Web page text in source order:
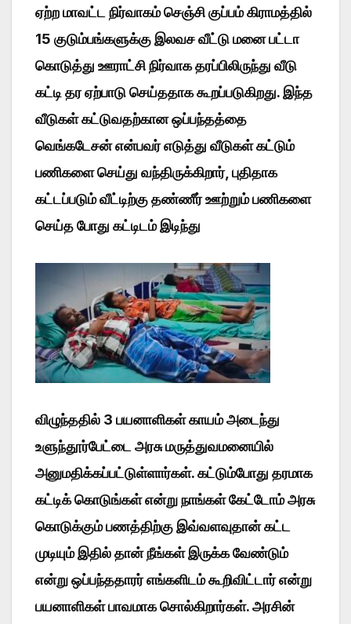
ஏற்ற மாவட்ட நிர்வாகம் செஞ்சி குப்பம் கிராமத்தில்
15 குடும்பங்களுக்கு இலவச வீட்டு மனை பட்டா
கொடுத்து ஊராட்சி நிர்வாக தரப்பிலிருந்து வீடு
கட்டி தர ஏற்பாடு செய்ததாக கூறப்படுகிறது. இந்த
வீடுகள் கட்டுவதற்கான ஒப்பந்தத்தை
வெங்கடேசன் என்பவர் எடுத்து வீடுகள் கட்டும்
பணிகளை செய்து வந்திருக்கிறார், புதிதாக
கட்டப்படும் வீட்டிற்கு தண்ணீர் ஊற்றும் பணிகளை
செய்த போது கட்டிடம் இடிந்து
விழுந்ததில் 3 பயனாளிகள் காயம் அடைந்து
உளுந்தூர்பேட்டை அரசு மருத்துவமனையில்
அனுமதிக்கப்பட்டுள்ளார்கள். கட்டும்போது தரமாக
கட்டிக் கொடுங்கள் என்று நாங்கள் கேட்டோம் அரசு
கொடுக்கும் பணத்திற்கு இவ்வளவுதான் கட்ட
முடியும் இதில் தான் நீங்கள் இருக்க வேண்டும்
என்று ஒப்பந்ததாரர் எங்களிடம் கூறிவிட்டார் என்று
பயனாளிகள் பாவமாக சொல்கிறார்கள். அரசின்